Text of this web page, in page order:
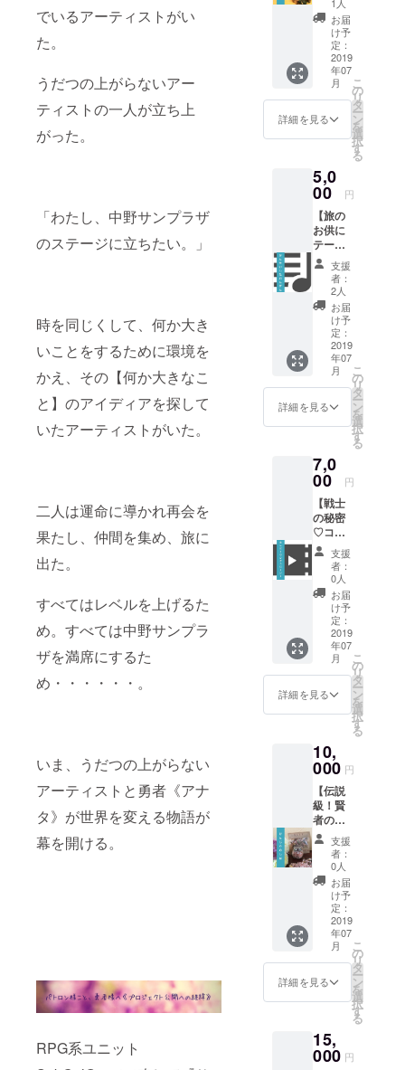
でいるアーティストがい
た。
うだつの上がらないアー
ティストの一人が立ち上
がった。
「わたし、中野サンプラザ
のステージに立ちたい。」
時を同じくして、何か大き
いことをするために環境を
かえ、その【何か大きなこ
と】のアイディアを探して
いたアーティストがいた。
二人は運命に導かれ再会を
果たし、仲間を集め、旅に
出た。
すべてはレベルを上げるた
め。すべては中野サンプラ
ザを満席にするた
め・・・・・・。
いま、うだつの上がらない
アーティストと勇者《アナ
タ》が世界を変える物語が
幕を開ける。
RPG系ユニット
ル+撮り
下ろし
アー写
+サブク
エオリ
ジナル
薬草
お届
け予
定：
2019
年07
月
詳細を見る
こ
の
リ
タ
ー
ン
を
選
択
す
る
5,0
00 円
【旅の
お供に
テーマ
ソン
グ！
コー
ス】 お
礼メー
ル+撮り
下ろし
アー写
+サブク
エオリ
ジナル
薬草+完
成した
支援
者：
2人
お届
け予
定：
2019
年07
月
詳細を見る
こ
の
リ
タ
ー
ン
を
選
択
す
る
7,0
00 円
【戦士
の秘密
♡コー
ス】 お
礼メー
ル+撮り
下ろし
アー写
+サブク
エオリ
ジナル
薬草+完
成した
音源+メ
ンバー
の秘蔵
ビー
支援
者：
0人
お届
け予
定：
2019
年07
月
詳細を見る
こ
の
リ
タ
ー
ン
を
選
択
す
る
10,
000 円
【伝説
級！賢
者の塩
コー
ス】 お
礼メー
ル+撮り
下ろし
アー写
+サブク
エオリ
ジナル
薬草+完
成した
音源+メ
ンバー
ムー
ビー+賢
者の塩
支援
者：
0人
お届
け予
定：
2019
年07
月
詳細を見る
こ
の
リ
タ
ー
ン
を
選
択
す
る
15,
000 円